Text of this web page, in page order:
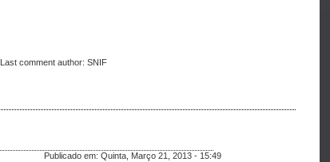
Last comment author: SNIF
Publicado em: Quinta, Março 21, 2013 - 15:49